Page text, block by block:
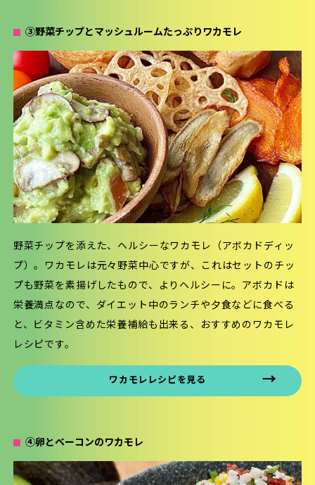
③野菜チップとマッシュルームたっぷりワカモレ
野菜チップを添えた、ヘルシーなワカモレ（アボカドディッ
プ）。ワカモレは元々野菜中心ですが、これはセットのチッ
プも野菜を素揚げしたもので、よりヘルシーに。アボカドは
栄養満点なので、ダイエット中のランチや夕食などに食べる
と、ビタミン含めた栄養補給も出来る、おすすめのワカモレ
レシピです。
ワカモレレシピを見る
④卵とベーコンのワカモレ